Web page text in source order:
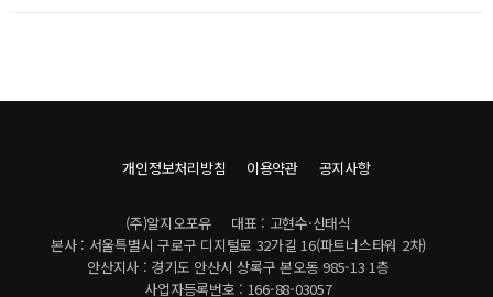
개인정보처리방침 이용약관 공지사항
(주)알지오포유
대표 : 고현수·신태식
본사 : 서울특별시 구로구 디지털로 32가길 16(파트너스타워 2차)
안산지사 : 경기도 안산시 상록구 본오동 985-13 1층
사업자등록번호 : 166-88-03057